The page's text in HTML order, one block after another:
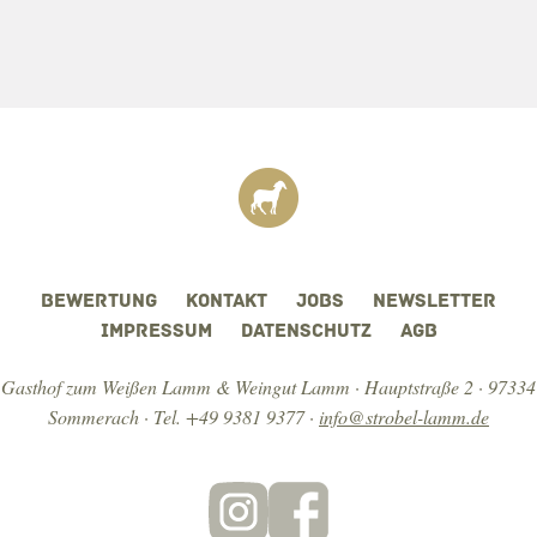
BEWERTUNG KONTAKT JOBS
NEWSLETTER
IMPRESSUM
DATENSCHUTZ AGB
Gasthof zum Weißen Lamm & Weingut Lamm · Hauptstraße 2 · 97334
Sommerach · Tel. +49 9381 9377· info@strobel-lamm.de